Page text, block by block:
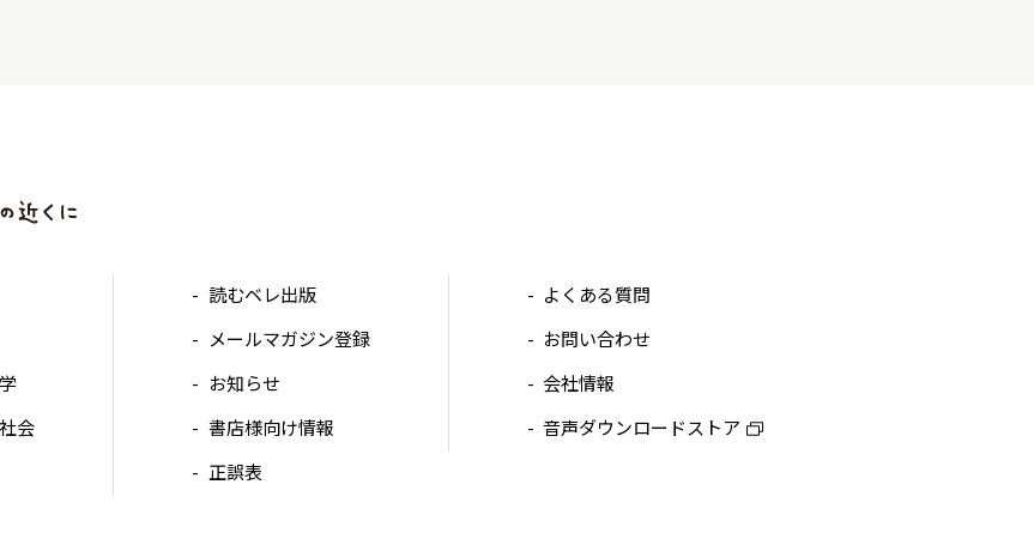
会
読むベレ出版
メールマガジン登録
お知らせ
書店様向け情報
正誤表
よくある質問
お問い合わせ
会社情報
音声ダウンロードストア